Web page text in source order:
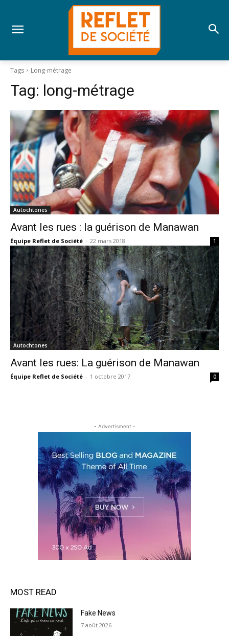
Tags Long-métrage
Tag: long-métrage
Autochtones
Avant les rues : la guérison de Manawan
Équipe Reflet de Société - 22 mars 2018 1
Autochtones
Avant les rues: La guérison de Manawan
Équipe Reflet de Société - 1 octobre 2017 0
- Advertisment -
MOST READ
Fake News
7 août 2026